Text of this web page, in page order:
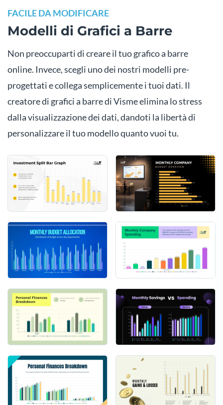
FACILE DA MODIFICARE
Modelli di Grafici a Barre
Non preoccuparti di creare il tuo grafico a barre
online. Invece, scegli uno dei nostri modelli pre-
progettati e collega semplicemente i tuoi dati. Il
creatore di grafici a barre di Visme elimina lo stress
dalla visualizzazione dei dati, dandoti la libertà di
personalizzare il tuo modello quanto vuoi tu.